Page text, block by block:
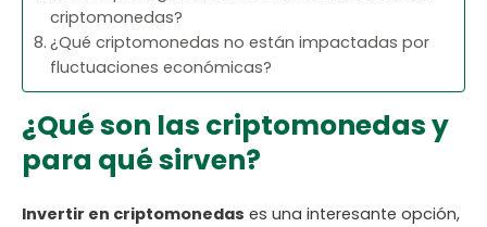
criptomonedas?
¿Qué criptomonedas no están impactadas por
fluctuaciones económicas?
¿Qué son las criptomonedas y
para qué sirven?
Invertir en criptomonedas es una interesante opción,